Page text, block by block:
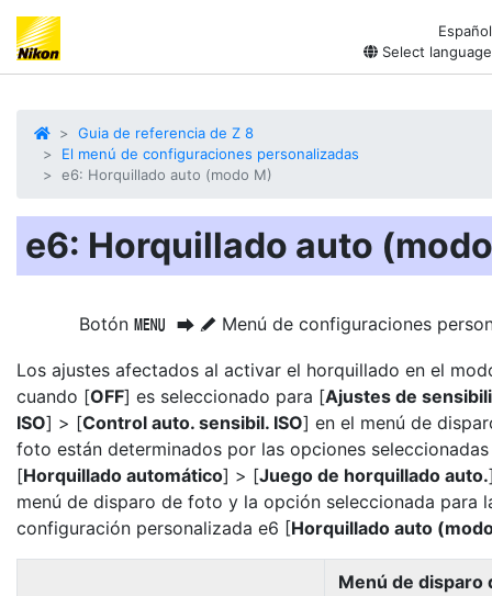
Español
Select language
Guia de referencia de Z 8
El menú de configuraciones personalizadas
e6: Horquillado auto (modo M)
e6: Horquillado auto
Botón G U A Menú de configuraciones
Los ajustes afectados al activar el horquillado en el
cuando [OFF] es seleccionado para [Ajustes de
ISO] > [Control auto. sensibil. ISO] en el menú de
foto están determinados por las opciones
[Horquillado automático] > [Juego de horquillado auto.
menú de disparo de foto y la opción seleccionada para
configuración personalizada e6 [Horquillado auto
Menú de disparo